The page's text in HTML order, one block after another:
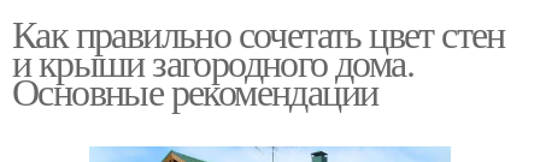
Как правильно сочетать цвет стен
и крыши загородного дома.
Основные рекомендации